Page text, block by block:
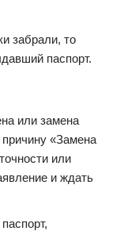
забрали, то
паспорт.
или замена
«Замена
или
и ждать